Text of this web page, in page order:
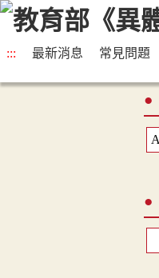
::: 最新消息 常見問題